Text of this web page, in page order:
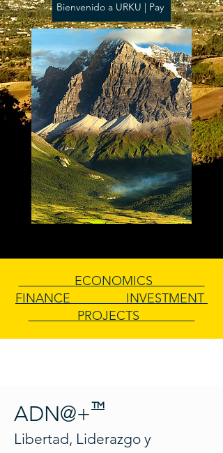
Bienvenido a URKU | Pay
ECONOMICS
FINANCE INVESTMENT
PROJECTS
ADN@+ TM
Libertad, Liderazgo y